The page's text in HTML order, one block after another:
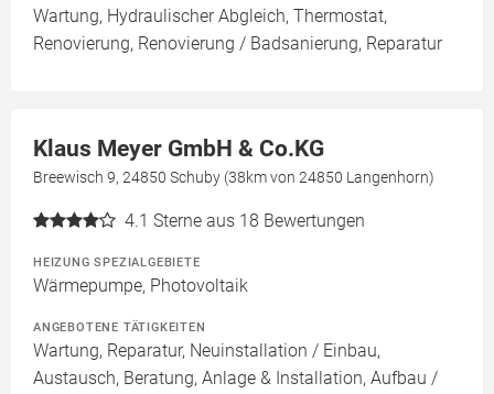
Wartung, Hydraulischer Abgleich, Thermostat,
Renovierung, Renovierung / Badsanierung, Reparatur
Klaus Meyer GmbH & Co.KG
Breewisch 9, 24850 Schuby (38km von 24850 Langenhorn)
4.1 Sterne aus 18 Bewertungen
HEIZUNG SPEZIALGEBIETE
Wärmepumpe, Photovoltaik
ANGEBOTENE TÄTIGKEITEN
Wartung, Reparatur, Neuinstallation / Einbau,
Austausch, Beratung, Anlage & Installation, Aufbau /